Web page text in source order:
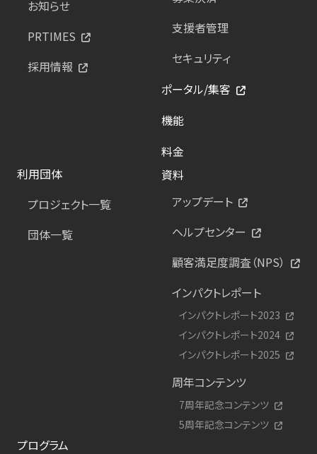
お知らせ
PRTIMES
採用情報
支援者管理
セキュリティ
ポータル/集客
機能
料金
利用団体
プロジェクト一覧
団体一覧
資料
アップデート
ヘルプセンター
顧客満足度調査（NPS）
インパクトレポート
インパクトレポート2023
インパクトレポート2024
インパクトレポート2025
周年コンテンツ
7周年記念コンテンツ
5周年記念コンテンツ
プログラム